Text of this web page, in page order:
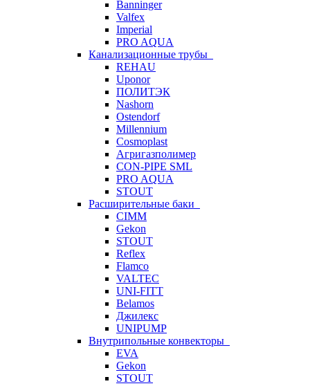
Banninger
Valfex
Imperial
PRO AQUA
Канализационные трубы
REHAU
Uponor
ПОЛИТЭК
Nashorn
Ostendorf
Millennium
Cosmoplast
Агригазполимер
CON-PIPE SML
PRO AQUA
STOUT
Расширительные баки
CIMM
Gekon
STOUT
Reflex
Flamco
VALTEC
UNI-FITT
Belamos
Джилекс
UNIPUMP
Внутрипольные конвекторы
EVA
Gekon
STOUT